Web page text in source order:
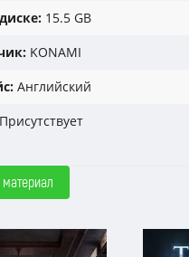
15.5 GB
KONAMI
Английский
Присутствует